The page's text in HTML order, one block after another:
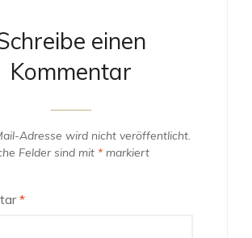
einen
Kommentar
Adresse wird nicht veröffentlicht.
Felder sind mit * markiert
*